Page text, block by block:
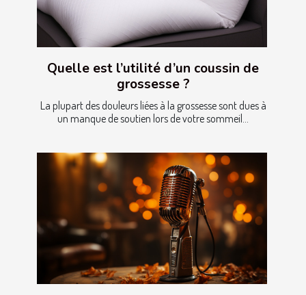
Quelle est l’utilité d’un coussin de
grossesse ?
La plupart des douleurs liées à la grossesse sont dues à
un manque de soutien lors de votre sommeil...